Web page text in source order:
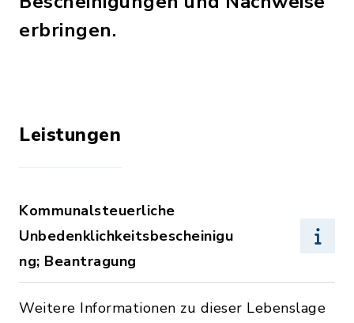
erbringen.
Leistungen
Kommunalsteuerliche
Unbedenklichkeitsbescheinigu
ng; Beantragung
Weitere Informationen zu dieser Lebenslage